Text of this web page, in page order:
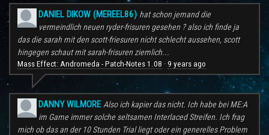
DANIEL DIKOW (MEREEL86) hat schon jemand die
vermeindlich neuen ryder-frisuren gesehen ? also ich finde ja
das die sarah mit den scott-friesuren nicht schlecht aussehen, scott
hingegen schaut mit sarah-frisuren ziemlich...
Mass Effect: Andromeda - Patch-Notes 1.08 · 9 years ago
DANNY WILMORE Also ich kapier das nicht. Ich habe bei ME:A
im Game immer solche seltsamen Interlaced Streifen. Ich frag
mich ob das an der 10 Stunden Trial liegt oder ein generelles Problem